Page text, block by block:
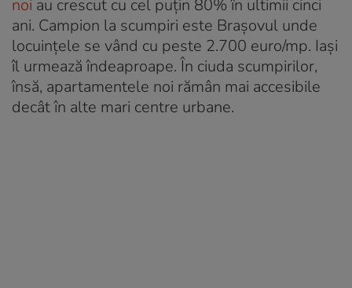
noi au crescut cu cel puțin 80% în ultimii cinci
ani. Campion la scumpiri este Brașovul unde
locuințele se vând cu peste 2.700 euro/mp. Iași
îl urmează îndeaproape. În ciuda scumpirilor,
însă, apartamentele noi rămân mai accesibile
decât în alte mari centre urbane.